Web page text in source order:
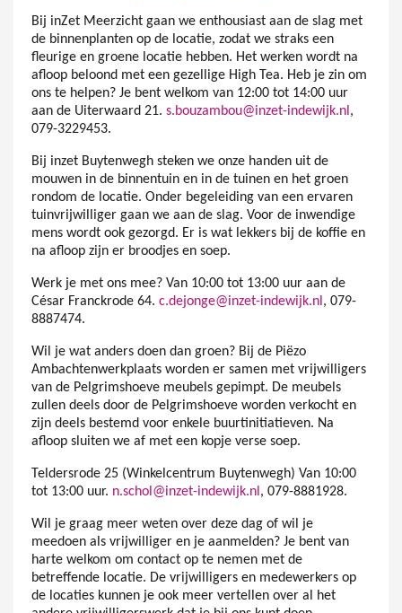
Bij inZet Meerzicht gaan we enthousiast aan de slag met
de binnenplanten op de locatie, zodat we straks een
fleurige en groene locatie hebben. Het werken wordt na
afloop beloond met een gezellige High Tea. Heb je zin om
ons te helpen? Je bent welkom van 12:00 tot 14:00 uur
aan de Uiterwaard 21. s.bouzambou@inzet-indewijk.nl ,
079-3229453.
Bij inzet Buytenwegh steken we onze handen uit de
mouwen in de binnentuin en in de tuinen en het groen
rondom de locatie. Onder begeleiding van een ervaren
tuinvrijwilliger gaan we aan de slag. Voor de inwendige
mens wordt ook gezorgd. Er is wat lekkers bij de koffie en
na afloop zijn er broodjes en soep.
Werk je met ons mee? Van 10:00 tot 13:00 uur aan de
César Franckrode 64. c.dejonge@inzet-indewijk.nl , 079-
8887474.
Wil je wat anders doen dan groen? Bij de Piëzo
Ambachtenwerkplaats worden er samen met vrijwilligers
van de Pelgrimshoeve meubels gepimpt. De meubels
zullen deels door de Pelgrimshoeve worden verkocht en
zijn deels bestemd voor enkele buurtinitiatieven. Na
afloop sluiten we af met een kopje verse soep.
Teldersrode 25 (Winkelcentrum Buytenwegh) Van 10:00
tot 13:00 uur. n.schol@inzet-indewijk.nl , 079-8881928.
Wil je graag meer weten over deze dag of wil je
meedoen als vrijwilliger en je aanmelden? Je bent van
harte welkom om contact op te nemen met de
betreffende locatie. De vrijwilligers en medewerkers op
de locaties kunnen je ook meer vertellen over al het